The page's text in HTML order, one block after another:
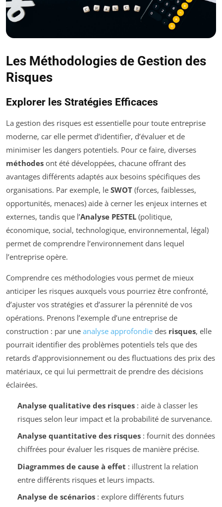
Les Méthodologies de Gestion des
Risques
Explorer les Stratégies Efficaces
La gestion des risques est essentielle pour toute entreprise
moderne, car elle permet d’identifier, d’évaluer et de
minimiser les dangers potentiels. Pour ce faire, diverses
méthodes ont été développées, chacune offrant des
avantages différents adaptés aux besoins spécifiques des
organisations. Par exemple, le SWOT (forces, faiblesses,
opportunités, menaces) aide à cerner les enjeux internes et
externes, tandis que l’Analyse PESTEL (politique,
économique, social, technologique, environnemental, légal)
permet de comprendre l’environnement dans lequel
l’entreprise opère.
Comprendre ces méthodologies vous permet de mieux
anticiper les risques auxquels vous pourriez être confronté,
d’ajuster vos stratégies et d’assurer la pérennité de vos
opérations. Prenons l’exemple d’une entreprise de
construction : par une analyse approfondie des risques, elle
pourrait identifier des problèmes potentiels tels que des
retards d’approvisionnement ou des fluctuations des prix des
matériaux, ce qui lui permettrait de prendre des décisions
éclairées.
Analyse qualitative des risques: aide à classer les
risques selon leur impact et la probabilité de survenance.
Analyse quantitative des risques: fournit des données
chiffrées pour évaluer les risques de manière précise.
Diagrammes de cause à effet : illustrent la relation
entre différents risques et leurs impacts.
Analyse de scénarios: explore différents futurs